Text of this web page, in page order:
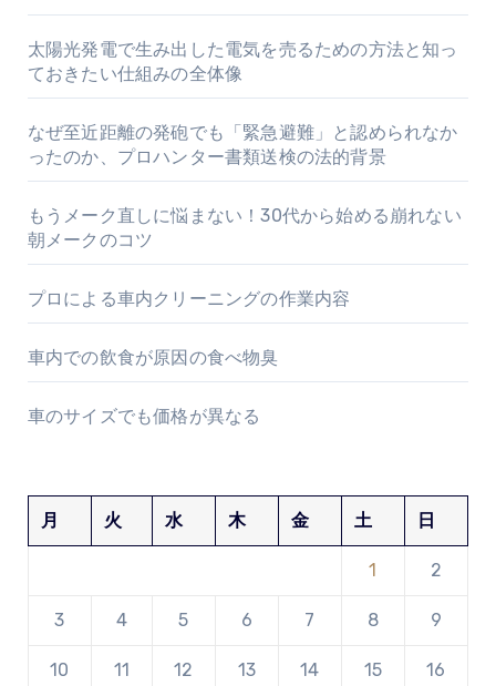
太陽光発電で生み出した電気を売るための方法と知っ
ておきたい仕組みの全体像
なぜ至近距離の発砲でも「緊急避難」と認められなか
ったのか、プロハンター書類送検の法的背景
もうメーク直しに悩まない！30代から始める崩れない
朝メークのコツ
プロによる車内クリーニングの作業内容
車内での飲食が原因の食べ物臭
車のサイズでも価格が異なる
月 火 水 木 金 土 日
1 2
3 4 5 6 7 8 9
10 11 12 13 14 15 16